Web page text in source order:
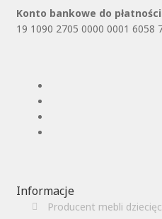
Konto bankowe do
19 1090 2705 0000 0001 6058
Informacje
Producent mebli